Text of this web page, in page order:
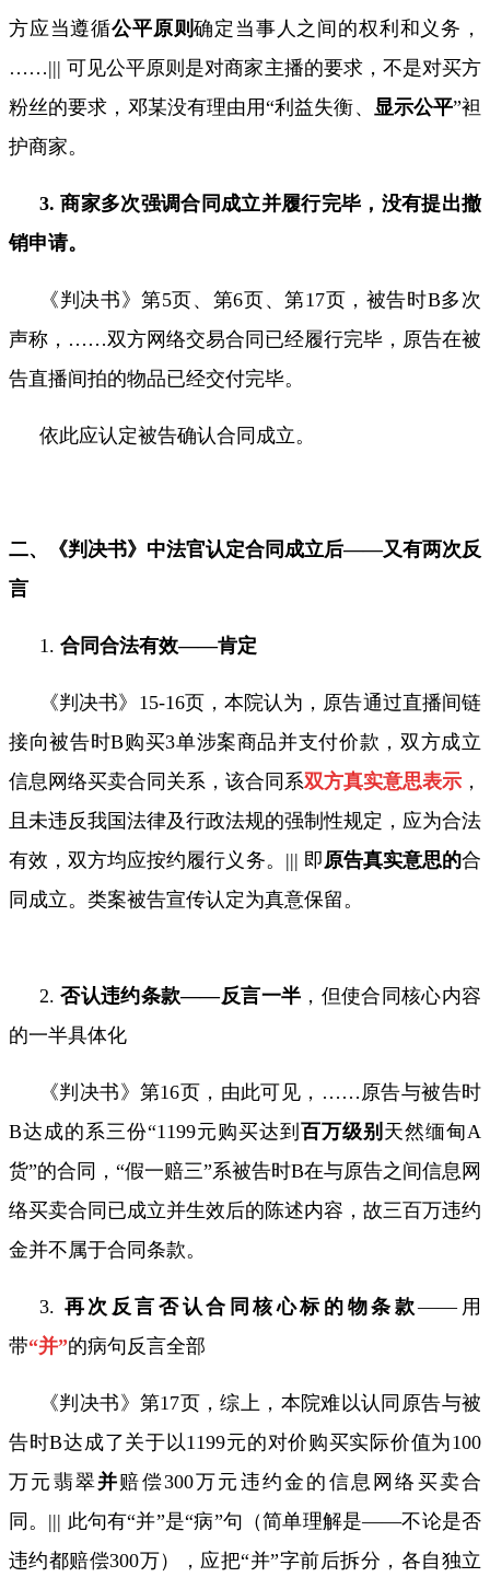
方应当遵循公平原则确定当事人之间的权利和义务，
……|||可见公平原则是对商家主播的要求，不是对买方
粉丝的要求，邓某没有理由用“利益失衡、
显示公平”袒
护商家。
3.商家多次强调合同成立并履行完毕，没有提出撤
销申请。
《判决书》第5页、第6页、第17页，被告时B多次
声称，……双方网络交易合同已经履行完毕，原告在被
告直播间拍的物品已经交付完毕。
依此应认定被告确认合同成立。
二、《判决书》中法官认定合同成立后——又有两次反
言
1. 合同合法有效——肯定
《判决书》 15-16页，本院认为，原告通过直播间链
接向被告时B购买3单涉案商品并支付价款，双方成立
信息网络买卖合同关系，该合同系双方真实意思表示 ，
且未违反我国法律及行政法规的强制性规定，应为合法
有效，双方均应按约履行义务。 ||| 即 原告真实意思的合
同成立。 类案被告宣传认定为真意保留。
2.否认违约条款——反言一半 ，但使合同核心内容
的一半具体化
《判决书》第16页，由此可见，……原告与被告时
B达成的系三份“1199元购买达到 百万级别 天然缅甸A
货”的合同，“假一赔三”系被告时B在与原告之间信息网
络买卖合同已成立并生效后的陈述内容，故三百万违约
金并不属于合同条款。
3. 再次反言否认合同核心标的物条款——用
带“并”的病句反言全部
《判决书》第17页，综上，本院难以认同原告与被
告时B达成了关于以1199元的对价购买实际价值为100
万元翡翠并赔偿300万元违约金的信息网络买卖合
同。 ||| 此句有“并”是“病”句（简单理解是——不论是否
违约都赔偿300万），应把“并”字前后拆分，各自独立